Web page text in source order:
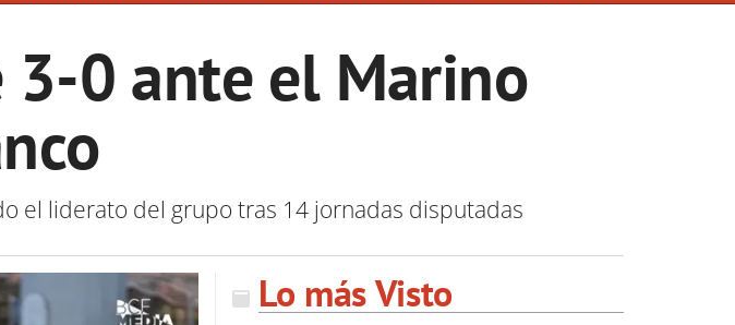
3-0 ante el Marino
el liderato del grupo tras 14 jornadas disputadas
Lo más Visto